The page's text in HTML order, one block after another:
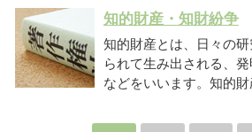
知的財産・知財紛争
知的財産とは、日々の
られて生み出される、
などをいいます。知的